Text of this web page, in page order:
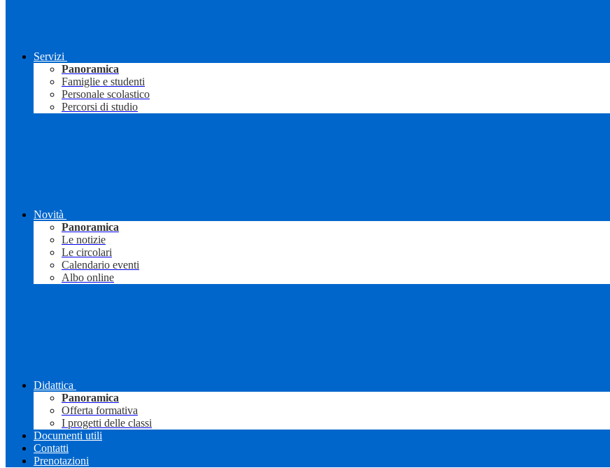
Servizi
Panoramica
Famiglie e studenti
Personale scolastico
Percorsi di studio
Novità
Panoramica
Le notizie
Le circolari
Calendario eventi
Albo online
Didattica
Panoramica
Offerta formativa
I progetti delle classi
Documenti utili
Contatti
Prenotazioni